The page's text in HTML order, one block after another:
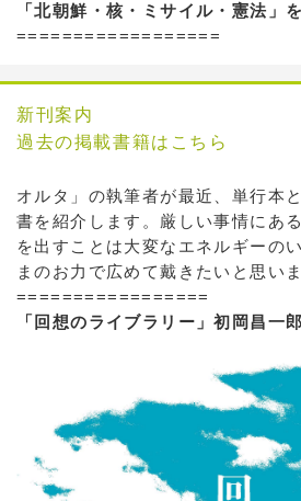
「北朝鮮・核・ミサイル・憲法」
==================
新刊案内
過去の掲載書籍はこちら
オルタ」の執筆者が最近、単行本
書を紹介します。厳しい事情にあ
を出すことは大変なエネルギーの
まのお力で広めて戴きたいと思いま
=================
「回想のライブラリー」初岡昌一郎